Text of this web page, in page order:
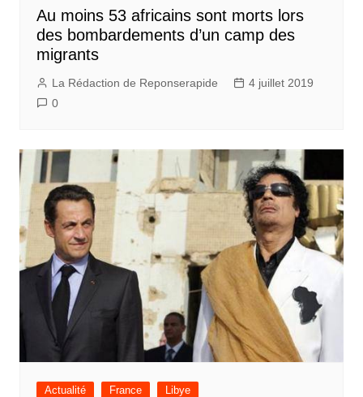
Au moins 53 africains sont morts lors
des bombardements d’un camp des
migrants
La Rédaction de Reponserapide
4 juillet 2019
0
Actualité France Libye